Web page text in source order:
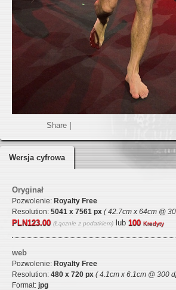
Share
Wersja cyfrowa
Oryginał
Pozwolenie: Royalty Free
Resolution: 5041 x 7561 px ( 42.7cm x 64cm @
PLN123.00 (Łącznie z podatkiem) lub 100 Kredyty
web
Pozwolenie: Royalty Free
Resolution: 480 x 720 px ( 4.1cm x 6.1cm @ 300
Format: jpg